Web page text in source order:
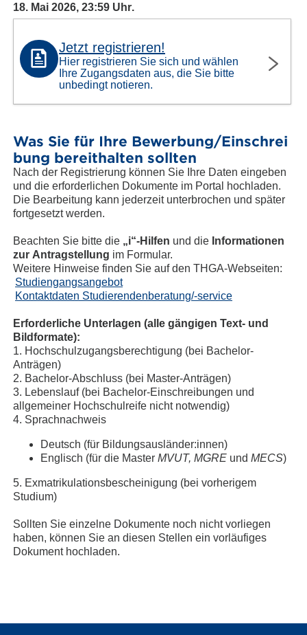
18. Mai 2026, 23:59 Uhr.
Jetzt registrieren!
Hier registrieren Sie sich und wählen
Ihre Zugangsdaten aus, die Sie bitte
unbedingt notieren.
Was Sie für Ihre Bewerbung/Einschrei
bung bereithalten sollten
Nach der Registrierung können Sie Ihre Daten eingeben
und die erforderlichen Dokumente im Portal hochladen.
Die Bearbeitung kann jederzeit unterbrochen und später
fortgesetzt werden.
Beachten Sie bitte die „i“-Hilfen und die Informationen
zur Antragstellung im Formular.
Weitere Hinweise finden Sie auf den THGA-Webseiten:
Studiengangsangebot
Kontaktdaten Studierendenberatung/-service
Erforderliche Unterlagen (alle gängigen Text- und
Bildformate):
1. Hochschulzugangsberechtigung (bei Bachelor-
Anträgen)
2. Bachelor-Abschluss (bei Master-Anträgen)
3. Lebenslauf (bei Bachelor-Einschreibungen und
allgemeiner Hochschulreife nicht notwendig)
4. Sprachnachweis
Deutsch (für Bildungsausländer:innen)
Englisch (für die Master MVUT, MGRE und MECS)
5. Exmatrikulationsbescheinigung (bei vorherigem
Studium)
Sollten Sie einzelne Dokumente noch nicht vorliegen
haben, können Sie an diesen Stellen ein vorläufiges
Dokument hochladen.